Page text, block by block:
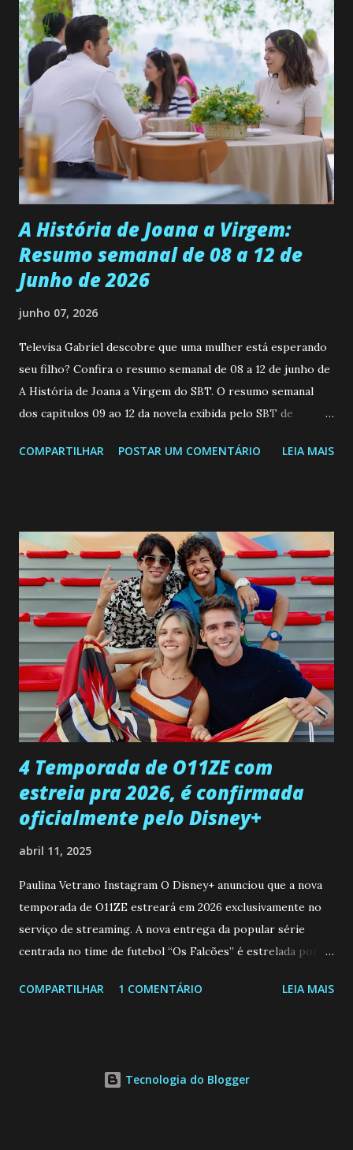
permanecer virgem até encontrar o homem que realmente
ama, o que não é fácil, já que dedica todas as suas energias a
se aprimorar, trabalhando, estudando e se orgulhando de
ser a primeira mulher da família a ingressar na
universidade. Ela tem uma personalidade muito alegre, é
muito madura para a idade, determinada, criativa e
empática. Detesta injustiças e é uma ótima amiga. Pode ser
teimosa e muito persistente quando decide fazer algo.
Durante um exame ginecológico, ela é inseminada por eng...
A História de Joana a Virgem:
Resumo semanal de 08 a 12 de
Junho de 2026
junho 07, 2026
Televisa Gabriel descobre que uma mulher está esperando
seu filho? Confira o resumo semanal de 08 a 12 de junho de
A História de Joana a Virgem do SBT. O resumo semanal
dos capitulos 09 ao 12 da novela exibida pelo SBT de
a Programação Semanal do SBT de 08/06/26 a 14/06/26
confessa a Gabriel que ele demonstrou ser o tipo de
pessoa que ela tanto desejou durante toda a vida. Camila
entra no quarto de Gabriel e imagina como seria o
encontro deles, quando conseguir seduzi-lo. Manuel avisa a
Paula sobre a suposta infidelidade de Gabriel com Joana.
Rogerio consegue se livrar de todas as suspeitas pelo
desaparecimento de Francisco, apontando que ele poderia
ter sido vítima da fúria de Gabriel. Artur informa a Gabriel
que a clínica inseminou por engano outra paciente, que está
...
COMPARTILHAR POSTAR UM COMENTÁRIO LEIA MAIS
4 Temporada de O11ZE com
estreia pra 2026, é confirmada
oficialmente pelo Disney+
abril 11, 2025
Paulina Vetrano Instagram O Disney+ anunciou que a nova
temporada de O11ZE estreará em 2026 exclusivamente no
serviço de streaming. A nova entrega da popular série
centrada no time de futebol “Os Falcões” é estrelada por
Brum (Dedé), que voltam a interpretar seus personagens
atleta Sergio “Kun” Agüero, além de outras figuras de
COMPARTILHAR 1 COMENTÁRIO LEIA MAIS
Tecnologia do Blogger